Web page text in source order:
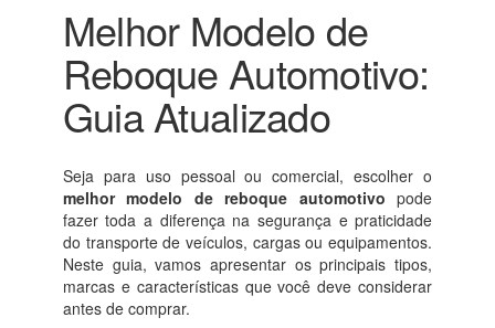
Melhor Modelo de
Reboque Automotivo:
Guia Atualizado
Seja para uso pessoal ou comercial, escolher o
melhor modelo de reboque automotivo pode
fazer toda a diferença na segurança e praticidade
do transporte de veículos, cargas ou equipamentos.
Neste guia, vamos apresentar os principais tipos,
marcas e características que você deve considerar
antes de comprar.